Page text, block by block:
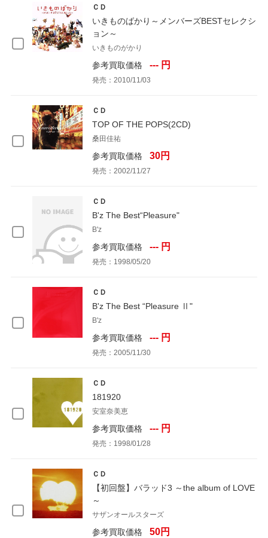
ＣＤ
いきものばかり～メンバーズBESTセレクシ
ョン～
いきものがかり
参考買取価格 --- 円
発売：2010/11/03
ＣＤ
TOP OF THE POPS(2CD)
桑田佳祐
参考買取価格 30円
発売：2002/11/27
ＣＤ
B'z The Best“Pleasure"
B'z
参考買取価格 --- 円
発売：1998/05/20
ＣＤ
B'z The Best “Pleasure Ⅱ"
B'z
参考買取価格 --- 円
発売：2005/11/30
ＣＤ
181920
安室奈美恵
参考買取価格 --- 円
発売：1998/01/28
ＣＤ
【初回盤】バラッド3 ～the album of LOVE
～
サザンオールスターズ
参考買取価格 50円